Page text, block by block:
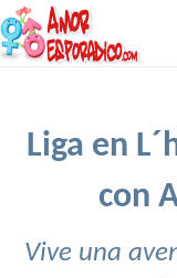
Liga en
con
Vive una